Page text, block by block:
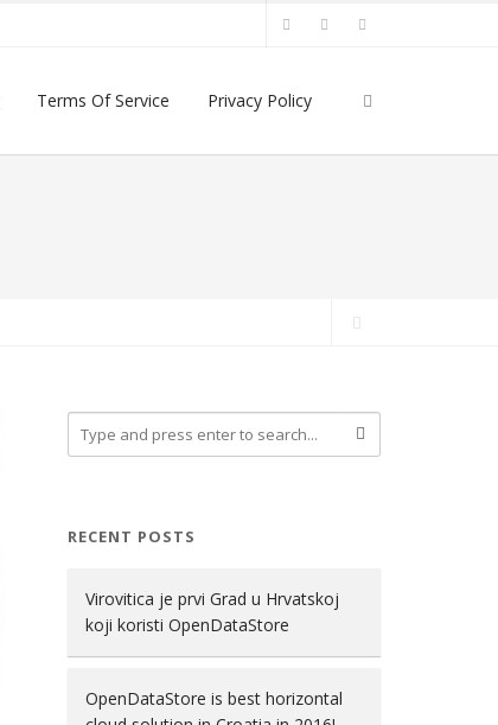
Terms Of Service Privacy Policy
RECENT POSTS
Virovitica je prvi Grad u Hrvatskoj
koji koristi OpenDataStore
OpenDataStore is best horizontal